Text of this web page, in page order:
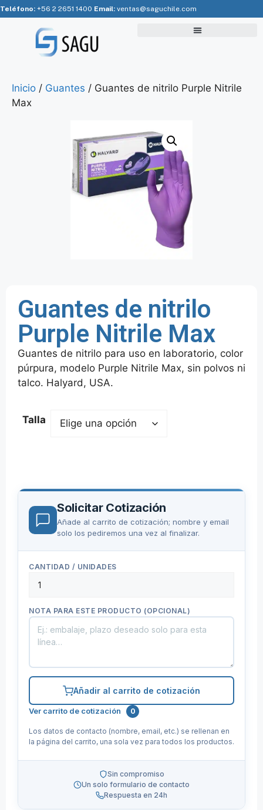
Teléfono: +56 2 2651 1400 Email: ventas@saguchile.com
Inicio / Guantes / Guantes de nitrilo Purple Nitrile
Max
Guantes de nitrilo
Purple Nitrile Max
Guantes de nitrilo para uso en laboratorio, color
púrpura, modelo Purple Nitrile Max, sin polvos ni
talco. Halyard, USA.
Talla
Solicitar Cotización
Añade al carrito de cotización; nombre y email
solo los pediremos una vez al finalizar.
CANTIDAD / UNIDADES
NOTA PARA ESTE PRODUCTO (OPCIONAL)
Añadir al carrito de cotización
Ver carrito de cotización 0
Los datos de contacto (nombre, email, etc.) se rellenan en
la página del carrito, una sola vez para todos los productos.
Sin compromiso
Un solo formulario de contacto
Respuesta en 24h